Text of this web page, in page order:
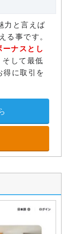
力と言えば
る事です。
ーナスとし
そして最低
得に取引を